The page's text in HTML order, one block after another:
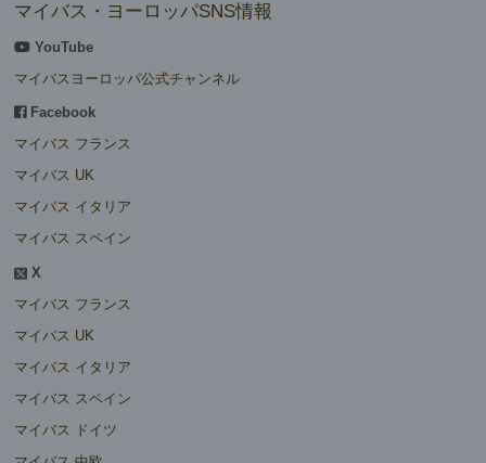
マイバス・ヨーロッパSNS情報
YouTube
マイバスヨーロッパ公式チャンネル
Facebook
マイバス フランス
マイバス UK
マイバス イタリア
マイバス スペイン
X
マイバス フランス
マイバス UK
マイバス イタリア
マイバス スペイン
マイバス ドイツ